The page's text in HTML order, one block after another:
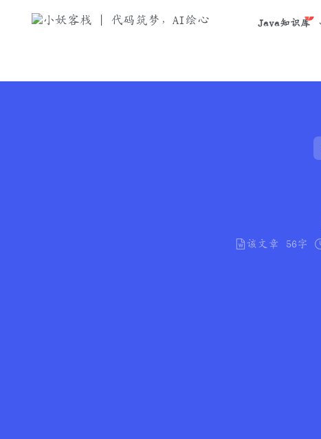
该文章
56字
Java知识库